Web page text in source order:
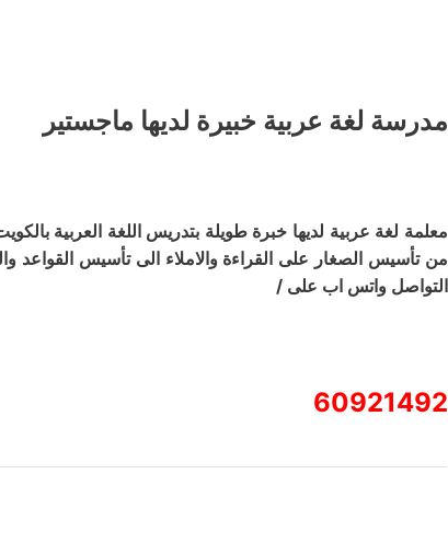
مدرسة لغة عربية خبيرة لديها ماجستير
معلمة لغة عربية لديها خبرة طويلة بتدريس اللغة العربية
من تأسيس الصغار على القراءة والاملاء الى تأسيس القواعد
التواصل واتس اب على /
60921492